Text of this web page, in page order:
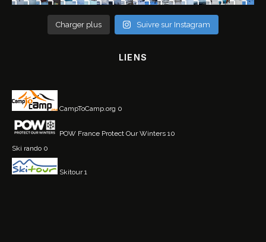
Charger plus Suivre sur Instagram
LIENS
CampToCamp.org 0
POW France Protect Our Winters 10
Ski rando 0
Skitour1